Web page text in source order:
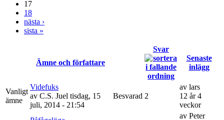
17
18
nästa ›
sista »
Ämne och författare
Svar
Senaste
inlägg
Vanligt
ämne
Videfuks
av C.S. Juel tisdag, 15
juli, 2014 - 21:54
Besvarad 2
av lars
12 år 4
veckor
av Peter